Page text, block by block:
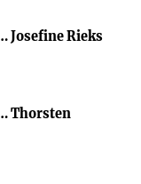
Josefine Rieks
Thorsten